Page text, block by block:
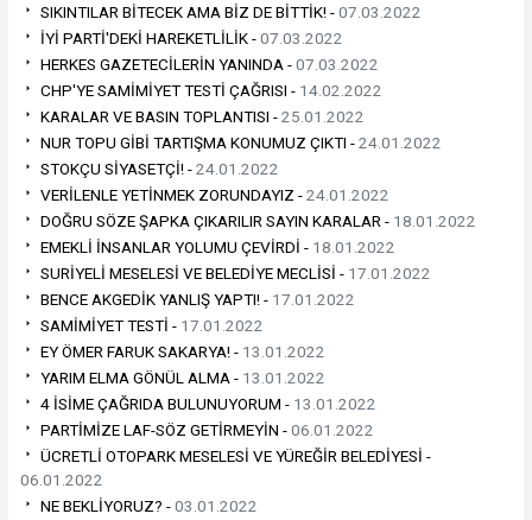
SIKINTILAR BİTECEK AMA BİZ DE BİTTİK! -07.03.2022
İYİ PARTİ'DEKİ HAREKETLİLİK -07.03.2022
HERKES GAZETECİLERİN YANINDA -07.03.2022
CHP'YE SAMİMİYET TESTİ ÇAĞRISI - 14.02.2022
KARALAR VE BASIN TOPLANTISI -25.01.2022
NUR TOPU GİBİ TARTIŞMA KONUMUZ ÇIKTI -24.01.2022
STOKÇU SİYASETÇİ! -24.01.2022
VERİLENLE YETİNMEK ZORUNDAYIZ -24.01.2022
DOĞRU SÖZE ŞAPKA ÇIKARILIR SAYIN KARALAR - 18.01.2022
EMEKLİ İNSANLAR YOLUMU ÇEVİRDİ - 18.01.2022
SURİYELİ MESELESİ VE BELEDİYE MECLİSİ - 17.01.2022
BENCE AKGEDİK YANLIŞ YAPTI! - 17.01.2022
SAMİMİYET TESTİ - 17.01.2022
EY ÖMER FARUK SAKARYA! - 13.01.2022
YARIM ELMA GÖNÜL ALMA - 13.01.2022
4 İSİME ÇAĞRIDA BULUNUYORUM - 13.01.2022
PARTİMİZE LAF-SÖZ GETİRMEYİN -06.01.2022
ÜCRETLİ OTOPARK MESELESİ VE YÜREĞİR BELEDİYESİ -
06.01.2022
NE BEKLİYORUZ? -03.01.2022